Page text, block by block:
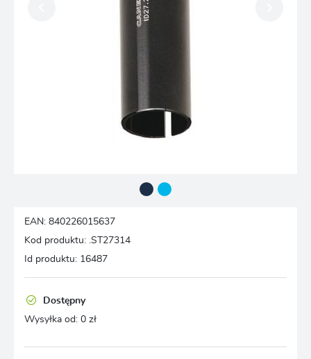
EAN: 840226015637
Kod produktu: .ST27314
Id produktu: 16487
Dostępny
Wysyłka od: 0 zł